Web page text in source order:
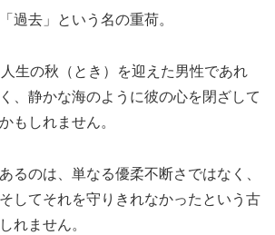
過去」という名の重荷。
生の秋（とき）を迎えた男性であれ
、静かな海のように彼の心を閉ざして
もしれません。
るのは、単なる優柔不断さではなく、
してそれを守りきれなかったという古
れません。